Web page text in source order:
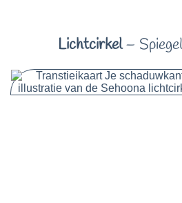
Lichtcirkel–